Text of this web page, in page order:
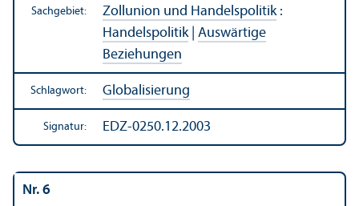
Sachgebiet: Zollunion und Handels­politik:
Handels­politik| Auswärtige
Beziehungen
Schlagwort: Globalisierung
Signatur: EDZ-0250.12.2003
Nr. 6